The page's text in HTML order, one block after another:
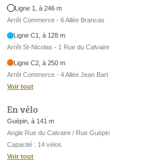
Ligne 1, à 246 m
Arrêt Commerce - 6 Allée Brancas
Ligne C1, à 128 m
Arrêt St-Nicolas - 1 Rue du Calvaire
Ligne C2, à 250 m
Arrêt Commerce - 4 Allée Jean Bart
Voir tout
En vélo
Guépin, à 141 m
Angle Rue du Calvaire / Rue Guépin
Capacité : 14 vélos
Voir tout